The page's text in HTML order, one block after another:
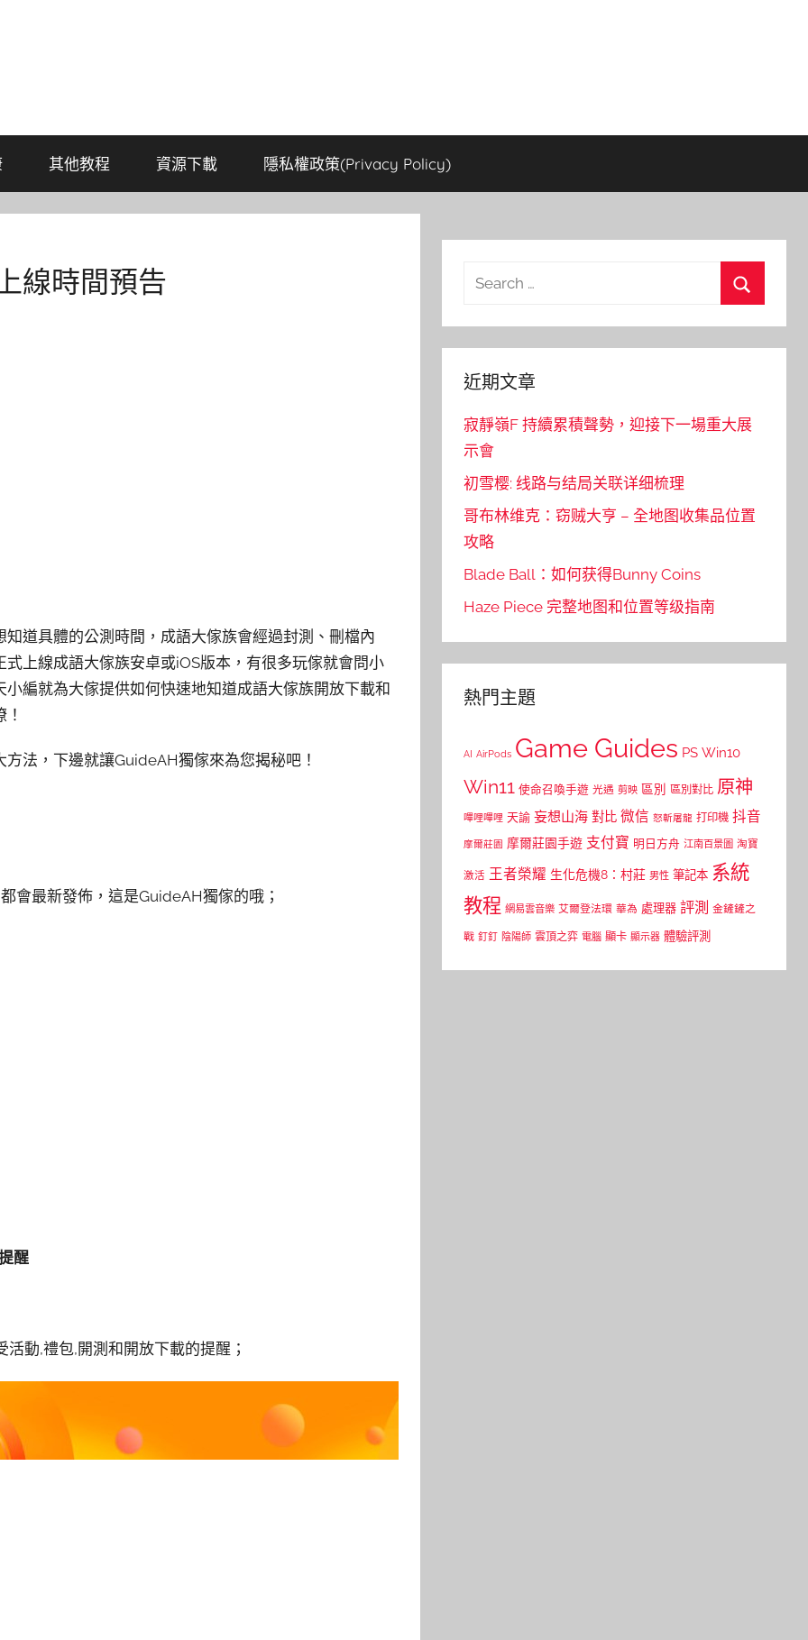
其他教程 資源下載 隱私權政策(Privacy Policy)
線時間預告
道具體的公測時間，成語大傢族會經過封測、刪檔內
上線成語大傢族安卓或iOS版本，有很多玩傢就會問小
小編就為大傢提供如何快速地知道成語大傢族開放下載和
法，下邊就讓GuideAH獨傢來為您揭秘吧！
會最新發佈，這是GuideAH獨傢的哦；
醒
動,禮包,開測和開放下載的提醒；
Search
近期文章
寂靜嶺F 持續累積聲勢，迎接下一場重大展
示會
初雪樱: 线路与结局关联详细梳理
哥布林维克：窃贼大亨 – 全地图收集品位置
攻略
Blade Ball：如何获得Bunny Coins
Haze Piece 完整地图和位置等级指南
熱門主題
AI AirPods Game Guides PS Win10
Win11 使命召喚手遊 光遇 剪映 區別 區別對比 原神
嗶哩嗶哩 天諭 妄想山海 對比 微信 怒斬屠龍 打印機 抖音
摩爾莊園 摩爾莊園手遊 支付寶 明日方舟 江南百景圖 淘寶
激活 王者榮耀 生化危機8：村莊 男性 筆記本 系統
教程 網易雲音樂 艾爾登法環 華為 處理器 評測 金鏟鏟之
戰 釘釘 陰陽師 雲頂之弈 電腦 顯卡 顯示器 體驗評測